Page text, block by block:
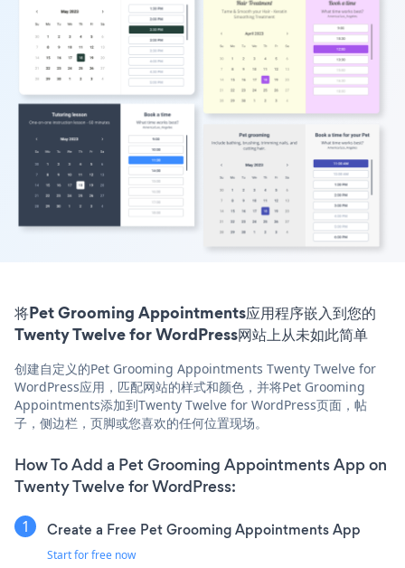
将Pet Grooming Appointments应用程序嵌入到您的
Twenty Twelve for WordPress网站上从未如此简单
创建自定义的Pet Grooming Appointments Twenty Twelve for
WordPress应用，匹配网站的样式和颜色，并将Pet Grooming
Appointments添加到Twenty Twelve for WordPress页面，帖
子，侧边栏，页脚或您喜欢的任何位置现场。
How To Add a Pet Grooming Appointments App on
Twenty Twelve for WordPress:
Create a Free Pet Grooming Appointments App
Start for free now